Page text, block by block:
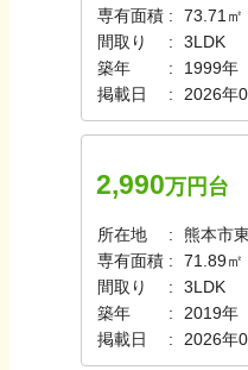
専有面積
73.71㎡
間取り
3LDK
築年
1999年
掲載日
2026年
2,990万円台
所在地
熊本市
専有面積
71.89㎡
間取り
3LDK
築年
2019年
掲載日
2026年